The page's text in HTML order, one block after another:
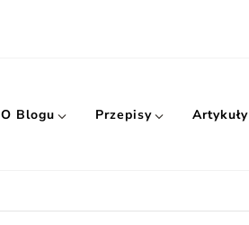
O Blogu Przepisy Artykuły